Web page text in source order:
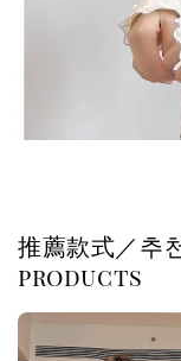
推薦款式／추
products